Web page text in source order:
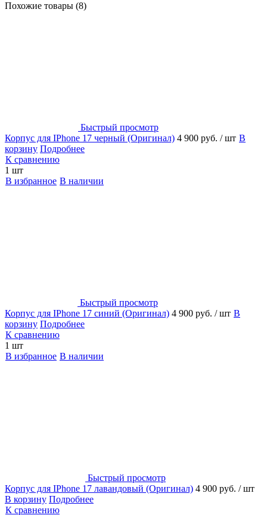
Похожие товары (8)
Быстрый просмотр
Корпус для IPhone 17 черный (Оригинал) 4 900 руб. / шт В
корзину Подробнее
К сравнению
1 шт
В избранное В наличии
Быстрый просмотр
Корпус для IPhone 17 синий (Оригинал) 4 900 руб. / шт В
корзину Подробнее
К сравнению
1 шт
В избранное В наличии
Быстрый просмотр
Корпус для IPhone 17 лавандовый (Оригинал) 4 900 руб. / шт
В корзину Подробнее
К сравнению